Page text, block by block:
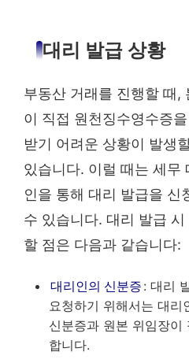
대리 발급 상황
부동산 거래를 진행할 때,
이 직접 원천징수영수증
받기 어려운 상황이 발생
있습니다. 이럴 때는 세무
인을 통해 대리 발급을 신
수 있습니다. 대리 발급 시
할 점은 다음과 같습니다:
대리인의 신분증 : 대리
요청하기 위해서는 대리
신분증과 원본 위임장이
합니다.